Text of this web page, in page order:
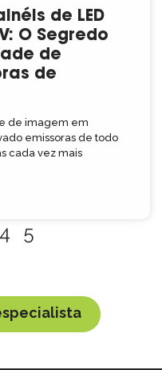
de LED
O Segredo
de
de
de imagem em
emissoras de todo
cada vez mais
4 5